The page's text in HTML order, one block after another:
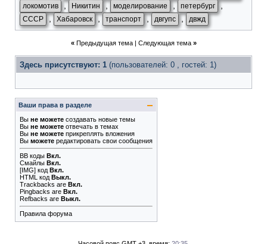
локомотив , Никитин , моделирование , петербург ,
СССР , Хабаровск , транспорт , двгупс , двжд
« Предыдущая тема| Следующая тема »
Здесь присутствуют: 1 (пользователей: 0 , гостей: 1)
Ваши права в разделе
Вы не можете создавать новые темы
Вы не можете отвечать в темах
Вы не можете прикреплять вложения
Вы можете редактировать свои сообщения
BB коды Вкл.
Смайлы Вкл.
[IMG] код Вкл.
HTML код Выкл.
Trackbacks are Вкл.
Pingbacks are Вкл.
Refbacks are Выкл.
Правила форума